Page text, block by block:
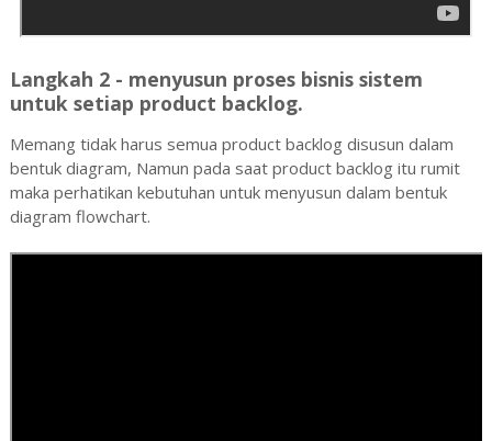
Langkah 2 - menyusun proses bisnis sistem
untuk setiap product backlog.
Memang tidak harus semua product backlog disusun dalam
bentuk diagram, Namun pada saat product backlog itu rumit
maka perhatikan kebutuhan untuk menyusun dalam bentuk
diagram flowchart.